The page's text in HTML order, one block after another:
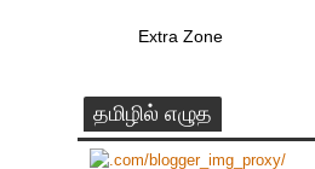
Extra Zone
தமிழில் எழுத